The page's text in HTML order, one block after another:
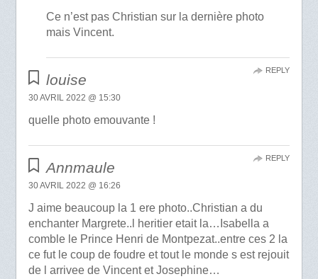
Ce n’est pas Christian sur la dernière photo
mais Vincent.
louise
30 AVRIL 2022 @ 15:30
quelle photo emouvante !
REPLY
Annmaule
30 AVRIL 2022 @ 16:26
J aime beaucoup la 1 ere photo..Christian a du
enchanter Margrete..l heritier etait la…Isabella a
comble le Prince Henri de Montpezat..entre ces 2 la
ce fut le coup de foudre et tout le monde s est rejouit
de l arrivee de Vincent et Josephine…
REPLY